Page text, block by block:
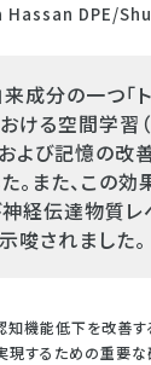
Hassan DPE/
成分の一つ「ト
ける空間学習
よび記憶の改
。また、この
経伝達物質レ
唆されました。
知機能低下を改善
現するための重要な